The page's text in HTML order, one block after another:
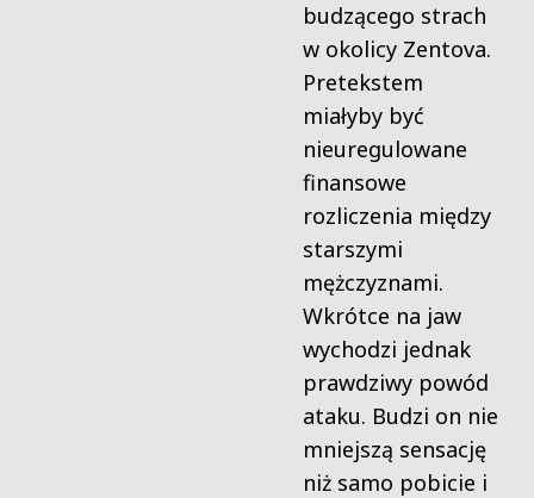
budzącego strach
w okolicy Zentova.
Pretekstem
miałyby być
nieuregulowane
finansowe
rozliczenia między
starszymi
mężczyznami.
Wkrótce na jaw
wychodzi jednak
prawdziwy powód
ataku. Budzi on nie
mniejszą sensację
niż samo pobicie i